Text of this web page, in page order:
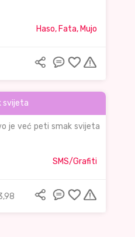
Haso, Fata, Mujo
svijeta
je već peti smak svijeta
SMS/Grafiti